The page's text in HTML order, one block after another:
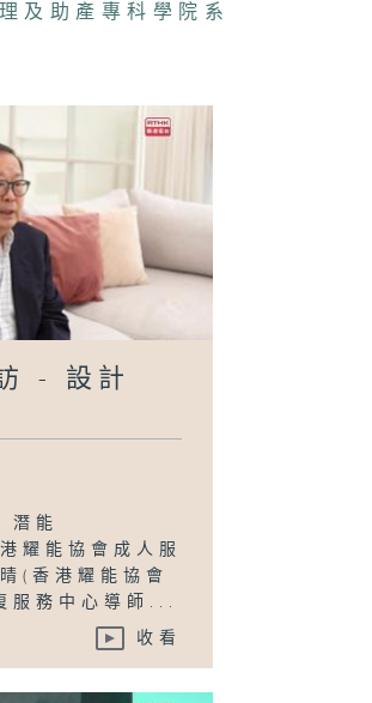
及助產專科學院系
- 設計
潛能
耀能協會成人服
(香港耀能協會
服務中心導師...
收看